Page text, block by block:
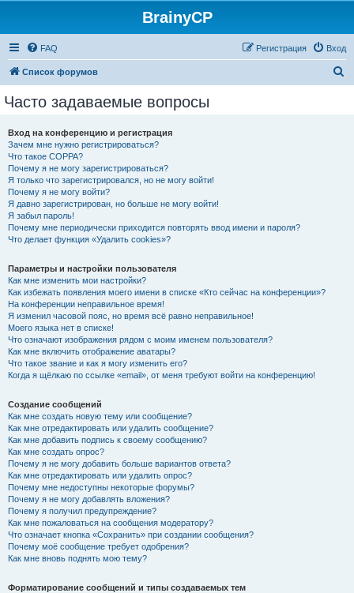
BrainyCP
FAQ Вход
Регистрация
Список форумов
Часто задаваемые вопросы
Вход на конференцию и регистрация
Зачем мне нужно регистрироваться?
Что такое COPPA?
Почему я не могу зарегистрироваться?
Я только что зарегистрировался, но не могу войти!
Почему я не могу войти?
Я давно зарегистрирован, но больше не могу войти!
Я забыл пароль!
Почему мне периодически приходится повторять ввод имени и пароля?
Что делает функция «Удалить cookies»?
Параметры и настройки пользователя
Как мне изменить мои настройки?
Как избежать появления моего имени в списке «Кто сейчас на конференции»?
На конференции неправильное время!
Я изменил часовой пояс, но время всё равно неправильное!
Моего языка нет в списке!
Что означают изображения рядом с моим именем пользователя?
Как мне включить отображение аватары?
Что такое звание и как я могу изменить его?
Когда я щёлкаю по ссылке «email», от меня требуют войти на конференцию!
Создание сообщений
Как мне создать новую тему или сообщение?
Как мне отредактировать или удалить сообщение?
Как мне добавить подпись к своему сообщению?
Как мне создать опрос?
Почему я не могу добавить больше вариантов ответа?
Как мне отредактировать или удалить опрос?
Почему мне недоступны некоторые форумы?
Почему я не могу добавлять вложения?
Почему я получил предупреждение?
Как мне пожаловаться на сообщения модератору?
Что означает кнопка «Сохранить» при создании сообщения?
Почему моё сообщение требует одобрения?
Как мне вновь поднять мою тему?
Форматирование сообщений и типы создаваемых тем